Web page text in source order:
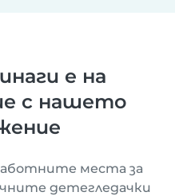
е на
с нашето
места за
детегледачки